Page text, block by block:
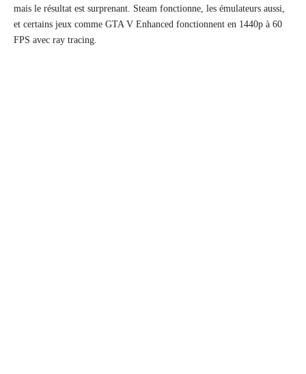
mais le résultat est surprenant. Steam fonctionne, les émulateurs aussi,
et certains jeux comme GTA V Enhanced fonctionnent en 1440p à 60
FPS avec ray tracing.